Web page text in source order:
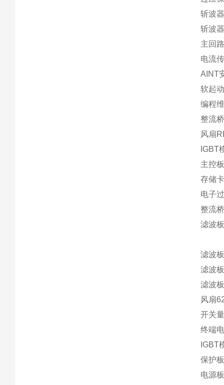
斩波
斩波
主回
电流
AINT
软起
编程
整流
风扇
IGBT
主控
存储
电子
整流
滤波
滤波
滤波
滤波
风扇
开关
终端
IGBT
保护
电源